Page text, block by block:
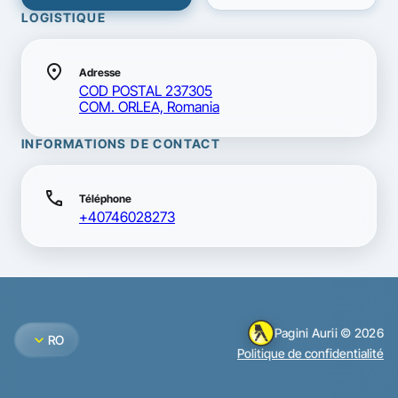
LOGISTIQUE
location_on Adresse
COD POSTAL 237305
COM. ORLEA, Romania
INFORMATIONS DE CONTACT
call Téléphone
+40746028273
expand_more RO
Pagini Aurii © 2026
Politique de confidentialité